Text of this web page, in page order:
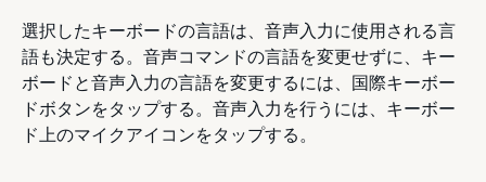
選択したキーボードの言語は、音声入力に使用される言
語も決定する。音声コマンドの言語を変更せずに、キー
ボードと音声入力の言語を変更するには、国際キーボー
ドボタンをタップする。音声入力を行うには、キーボー
ド上のマイクアイコンをタップする。